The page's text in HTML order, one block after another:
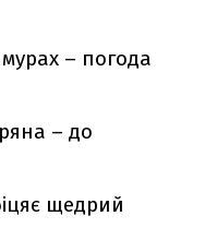
– погода
– до
щедрий